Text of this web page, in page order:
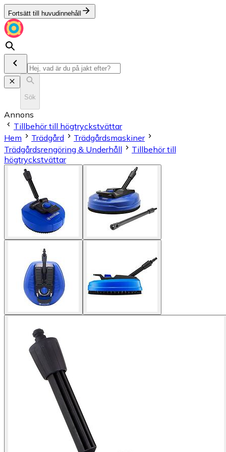
Fortsätt till huvudinnehåll
Sök
Annons
Tillbehör till högtryckstvättar
Hem
Trädgård
Trädgårdsmaskiner
Trädgårdsrengöring & Underhåll
Tillbehör till
högtryckstvättar